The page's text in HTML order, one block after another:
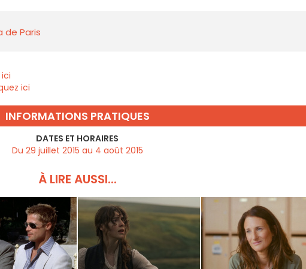
de Paris
ici
INFORMATIONS PRATIQUES
DATES ET HORAIRES
Du 29 juillet 2015 au 4 août 2015
À LIRE AUSSI...